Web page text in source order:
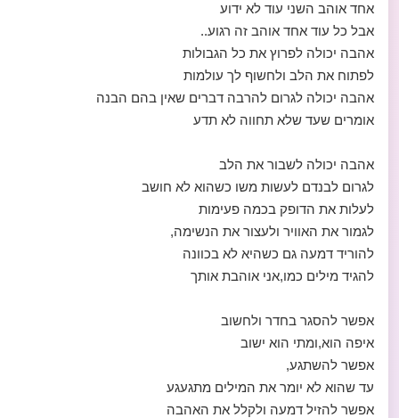
אחד אוהב השני עוד לא ידוע
אבל כל עוד אחד אוהב זה רגוע..
אהבה יכולה לפרוץ את כל הגבולות
לפתוח את הלב ולחשוף לך עולמות
אהבה יכולה לגרום להרבה דברים שאין בהם הבנה
אומרים שעד שלא תחווה לא תדע
אהבה יכולה לשבור את הלב
לגרום לבנדם לעשות משו כשהוא לא חושב
לעלות את הדופק בכמה פעימות
לגמור את האוויר ולעצור את הנשימה,
להוריד דמעה גם כשהיא לא בכוונה
להגיד מילים כמו,אני אוהבת אותך
אפשר להסגר בחדר ולחשוב
איפה הוא,ומתי הוא ישוב
אפשר להשתגע,
עד שהוא לא יומר את המילים מתגעגע
אפשר להזיל דמעה ולקלל את האהבה